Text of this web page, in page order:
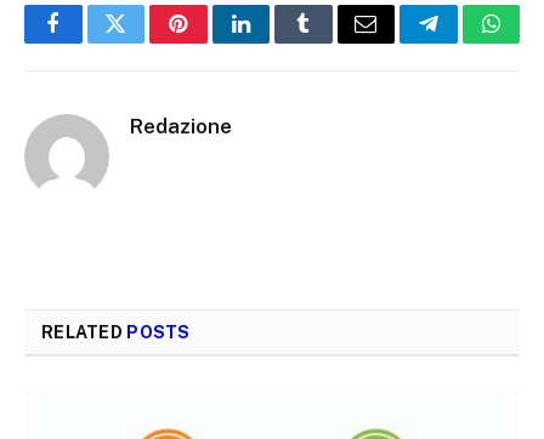
FacebookTwitterPinterestLinkedInTumblrEmail Telegram
Redazione
RELATED POSTS